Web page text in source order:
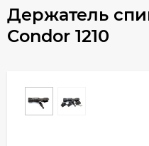
Держатель
Condor 1210